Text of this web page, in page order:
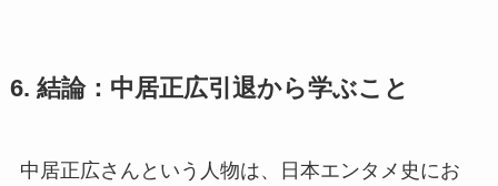
6. 結論：中居正広引退から学ぶこと
中居正広さんという人物は、日本エンタメ史にお